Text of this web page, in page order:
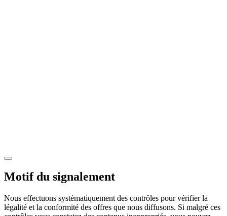
Motif du signalement
Nous effectuons systématiquement des contrôles pour vérifier la
légalité et la conformité des offres que nous diffusons. Si malgré ces